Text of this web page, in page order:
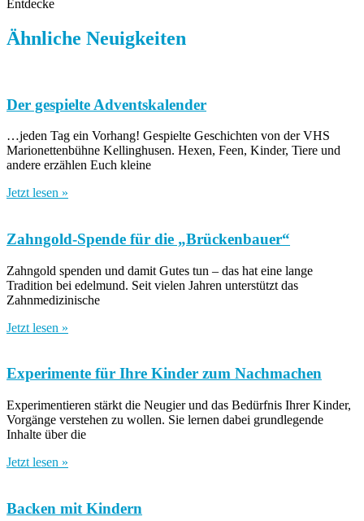
Entdecke
Ähnliche Neuigkeiten
Der gespielte Adventskalender
…jeden Tag ein Vorhang! Gespielte Geschichten von der VHS
Marionettenbühne Kellinghusen. Hexen, Feen, Kinder, Tiere und
andere erzählen Euch kleine
Jetzt lesen »
Zahngold-Spende für die „Brückenbauer“
Zahngold spenden und damit Gutes tun – das hat eine lange
Tradition bei edelmund. Seit vielen Jahren unterstützt das
Zahnmedizinische
Jetzt lesen »
Experimente für Ihre Kinder zum Nachmachen
Experimentieren stärkt die Neugier und das Bedürfnis Ihrer Kinder,
Vorgänge verstehen zu wollen. Sie lernen dabei grundlegende
Inhalte über die
Jetzt lesen »
Backen mit Kindern